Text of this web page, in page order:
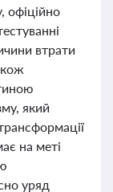
офіційно
втрати
який
на меті
уряд